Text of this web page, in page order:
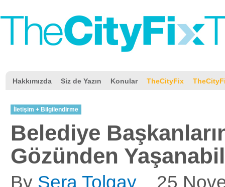
Hakkımızda Siz de Yazın Konular TheCityFix
İletişim + Bilgilendirme
Belediye
Gözünden
By Sera Tolgay
25